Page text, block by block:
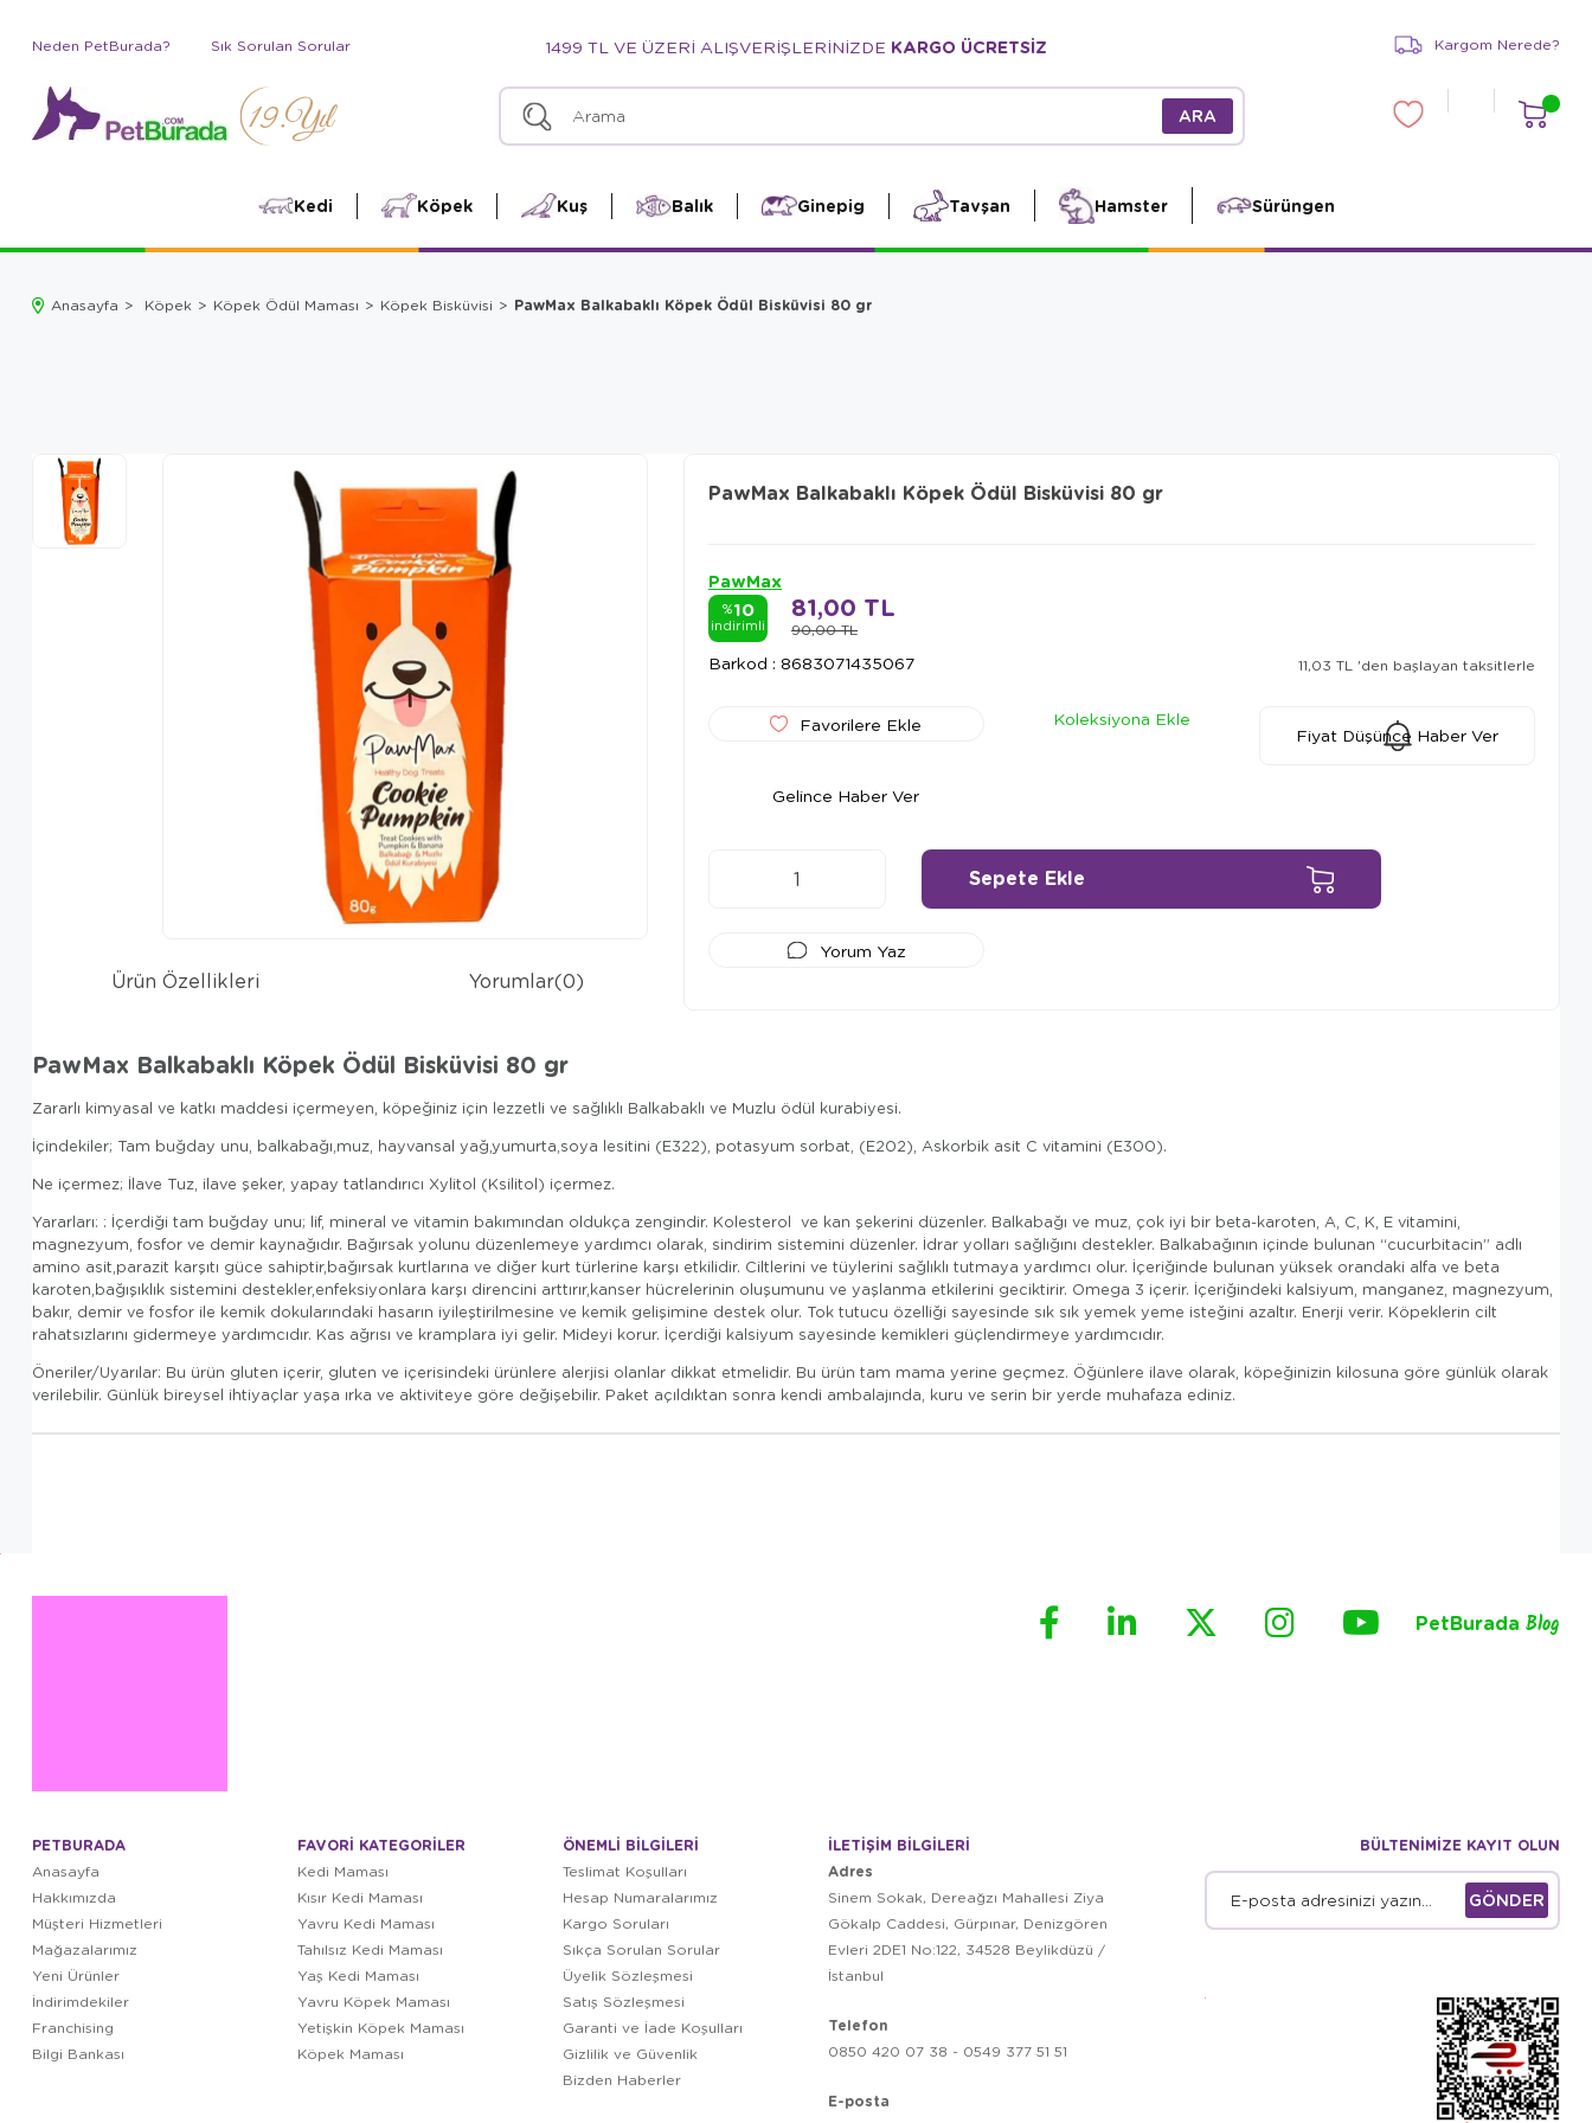
Neden PetBurada? Sık Sorulan Sorular 1499 TL VE ÜZERİ ALIŞVERİŞLERİNİZDE KARGO ÜCRETSİZ Kargom Nerede?
Kedi Köpek Kuş Balık Ginepig Tavşan Hamster Sürüngen
Anasayfa Köpek Köpek Ödül Maması Köpek Bisküvisi PawMax Balkabaklı Köpek Ödül Bisküvisi 80 gr
PawMax Balkabaklı Köpek Ödül Bisküvisi 80 gr
PawMax
%10
indirimli 90,00 TL
81,00 TL
Barkod : 8683071435067 11,03 TL 'den başlayan taksitlerle
Favorilere Ekle
Koleksiyona Ekle
Fiyat Düşünce Haber Ver
Gelince Haber Ver
Yorum Yaz
Ürün Özellikleri Yorumlar(0)
PawMax Balkabaklı Köpek Ödül Bisküvisi 80 gr
Zararlı kimyasal ve katkı maddesi içermeyen, köpeğiniz için lezzetli ve sağlıklı Balkabaklı ve Muzlu ödül kurabiyesi.
İçindekiler; Tam buğday unu, balkabağı,muz, hayvansal yağ,yumurta,soya lesitini (E322), potasyum sorbat, (E202), Askorbik asit C vitamini (E300).
Ne içermez; İlave Tuz, ilave şeker, yapay tatlandırıcı Xylitol (Ksilitol) içermez.
Yararları: : İçerdiği tam buğday unu; lif, mineral ve vitamin bakımından oldukça zengindir. Kolesterol ve kan şekerini düzenler. Balkabağı ve muz, çok iyi bir beta-karoten, A, C, K, E vitamini,
magnezyum, fosfor ve demir kaynağıdır. Bağırsak yolunu düzenlemeye yardımcı olarak, sindirim sistemini düzenler. İdrar yolları sağlığını destekler. Balkabağının içinde bulunan “cucurbitacin” adlı
amino asit,parazit karşıtı güce sahiptir,bağırsak kurtlarına ve diğer kurt türlerine karşı etkilidir. Ciltlerini ve tüylerini sağlıklı tutmaya yardımcı olur. İçeriğinde bulunan yüksek orandaki alfa ve beta
karoten,bağışıklık sistemini destekler,enfeksiyonlara karşı direncini arttırır,kanser hücrelerinin oluşumunu ve yaşlanma etkilerini geciktirir. Omega 3 içerir. İçeriğindeki kalsiyum, manganez, magnezyum,
bakır, demir ve fosfor ile kemik dokularındaki hasarın iyileştirilmesine ve kemik gelişimine destek olur. Tok tutucu özelliği sayesinde sık sık yemek yeme isteğini azaltır. Enerji verir. Köpeklerin cilt
rahatsızlarını gidermeye yardımcıdır. Kas ağrısı ve kramplara iyi gelir. Mideyi korur. İçerdiği kalsiyum sayesinde kemikleri güçlendirmeye yardımcıdır.
Öneriler/Uyarılar: Bu ürün gluten içerir, gluten ve içerisindeki ürünlere alerjisi olanlar dikkat etmelidir. Bu ürün tam mama yerine geçmez. Öğünlere ilave olarak, köpeğinizin kilosuna göre günlük olarak
verilebilir. Günlük bireysel ihtiyaçlar yaşa ırka ve aktiviteye göre değişebilir. Paket açıldıktan sonra kendi ambalajında, kuru ve serin bir yerde muhafaza ediniz.
PetBurada Blog
PETBURADA
Anasayfa
Hakkımızda
Müşteri Hizmetleri
Mağazalarımız
Yeni Ürünler
İndirimdekiler
Franchising
Bilgi Bankası
FAVORİ KATEGORİLER
Kedi Maması
Kısır Kedi Maması
Yavru Kedi Maması
Tahılsız Kedi Maması
Yaş Kedi Maması
Yavru Köpek Maması
Yetişkin Köpek Maması
Köpek Maması
ÖNEMLİ BİLGİLERİ
Teslimat Koşulları
Hesap Numaralarımız
Kargo Soruları
Sıkça Sorulan Sorular
Üyelik Sözleşmesi
Satış Sözleşmesi
Garanti ve İade Koşulları
Gizlilik ve Güvenlik
Bizden Haberler
İLETİŞİM BİLGİLERİ
Adres
Sinem Sokak, Dereağzı Mahallesi Ziya
Gökalp Caddesi, Gürpınar, Denizgören
Evleri 2DE1 No:122, 34528 Beylikdüzü /
İstanbul
Telefon
0850 420 07 38 - 0549 377 51 51
E-posta
BÜLTENİMİZE KAYIT OLUN
GÖNDER